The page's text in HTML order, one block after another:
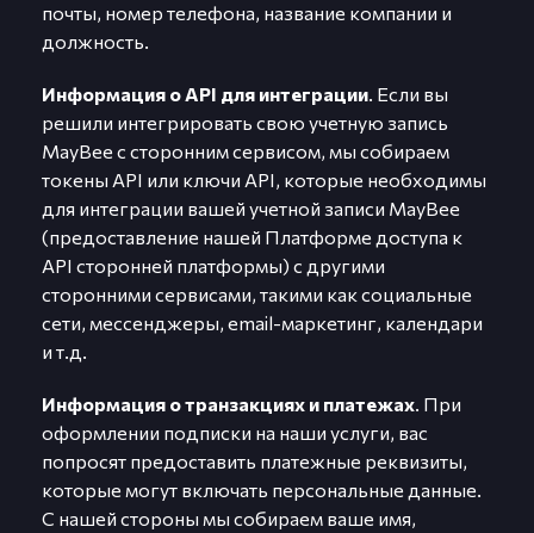
почты, номер телефона, название компании и
должность.
Информация о API для интеграции. Если вы
решили интегрировать свою учетную запись
MayBee с сторонним сервисом, мы собираем
токены API или ключи API, которые необходимы
для интеграции вашей учетной записи MayBee
(предоставление нашей Платформе доступа к
API сторонней платформы) с другими
сторонними сервисами, такими как социальные
сети, мессенджеры, email-маркетинг, календари
и т.д.
Информация о транзакциях и платежах. При
оформлении подписки на наши услуги, вас
попросят предоставить платежные реквизиты,
которые могут включать персональные данные.
С нашей стороны мы собираем ваше имя,